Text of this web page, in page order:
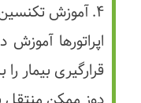
۴. آموزش تکنسین‌ها و رعایت فاصله مناسب
اپراتورها آموزش
قرارگیری بیمار